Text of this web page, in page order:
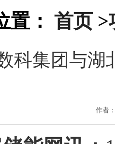
置： 首页 >
科集团与湖
作者